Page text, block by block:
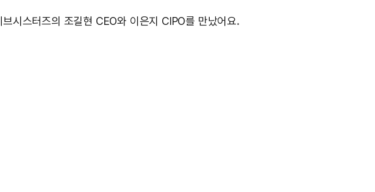
시스터즈의 조길현 CEO와 이은지 CIPO를 만났어요.